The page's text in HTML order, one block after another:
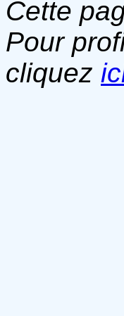
Cette
Pour
cliquez